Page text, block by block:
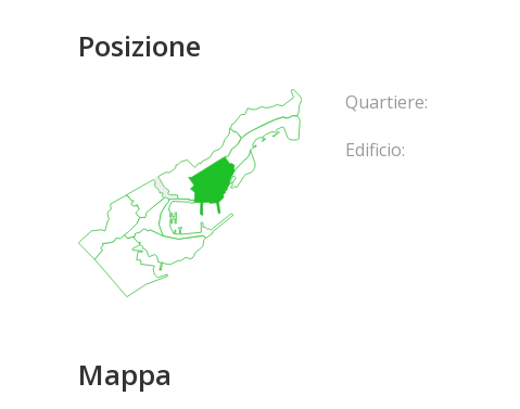
Posizione
Quartiere:
Edificio:
Mappa